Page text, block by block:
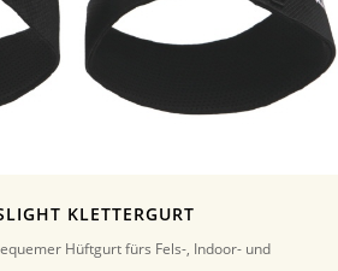
KLETTERGURT
Hüftgurt fürs Fels-, Indoor- und